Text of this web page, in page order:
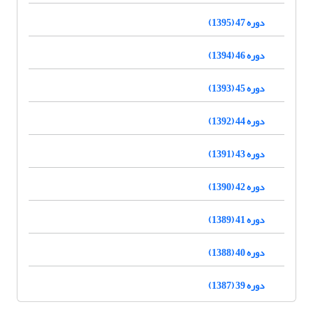
دوره 47 (1395)
دوره 46 (1394)
دوره 45 (1393)
دوره 44 (1392)
دوره 43 (1391)
دوره 42 (1390)
دوره 41 (1389)
دوره 40 (1388)
دوره 39 (1387)